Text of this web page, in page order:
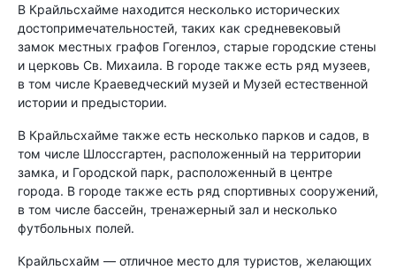
В Крайльсхайме находится несколько исторических
достопримечательностей, таких как средневековый
замок местных графов Гогенлоэ, старые городские стены
и церковь Св. Михаила. В городе также есть ряд музеев,
в том числе Краеведческий музей и Музей естественной
истории и предыстории.
В Крайльсхайме также есть несколько парков и садов, в
том числе Шлоссгартен, расположенный на территории
замка, и Городской парк, расположенный в центре
города. В городе также есть ряд спортивных сооружений,
в том числе бассейн, тренажерный зал и несколько
футбольных полей.
Крайльсхайм — отличное место для туристов, желающих